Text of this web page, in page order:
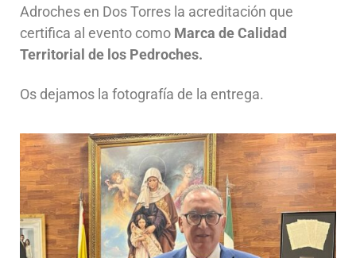
Adroches en Dos Torres la acreditación que
certifica al evento como Marca de Calidad
Territorial de los Pedroches.
Os dejamos la fotografía de la entrega.